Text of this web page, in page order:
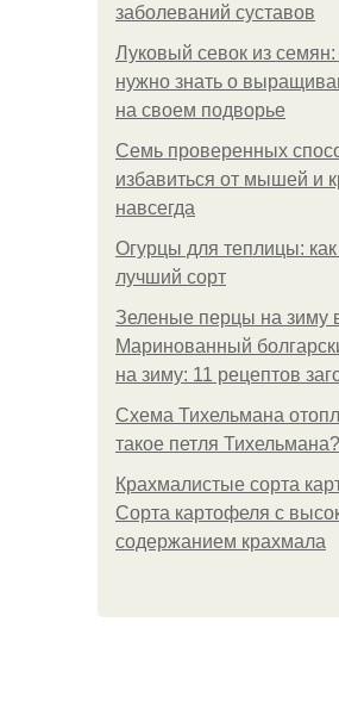
заболеваний суставов
Луковый севок из семян:
нужно знать о
на своем подворье
Семь проверенных
избавиться от мышей и
навсегда
Огурцы для теплицы:
лучший сорт
Зеленые перцы на зиму
Маринованный
на зиму: 11 рецептов
Схема Тихельмана
такое петля Тихельмана?
Крахмалистые сорта
Сорта картофеля с
содержанием крахмала